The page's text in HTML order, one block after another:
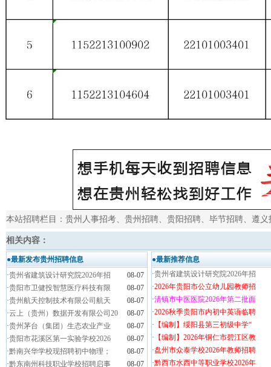
本站招聘栏目： 贵州人事招考、 贵州招聘、 贵阳招聘、 毕节招聘、 遵义
相关内容：
●最新发布贵州招聘信息
·贵州省建筑设计研究院2026年招
08-07
·贵阳市卫健投智慧医疗科技有限
08-07
·贵州航天控制技术有限公司航天
08-07
·云上（贵州）数据开发有限公司20
08-07
·贵州茅台（集团）生态农业产业
08-07
·贵阳市花溪区第一实验学校2026
08-07
·黔南兴华学校现招聘初中物理；
08-07
·黔东南州科技职业学校招聘启事 08-07
●最新推荐信息
·贵州省建筑设计研究院2026年招
·2026年贵阳市公立幼儿园教师招
·清镇市中医医院2026年第二批面
·2026秋季贵阳市内初中英语临聘
· 【编制】绥阳县第三初级中学“
· 【编制】2026年铜仁市碧江区教
·盘州市众泰学校2026年教师招聘
·黔西市水西中等职业学校2026年